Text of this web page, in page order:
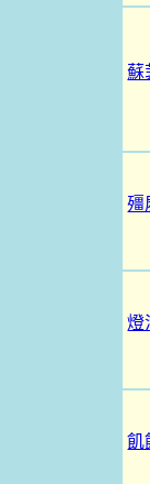
蘇
殭
燈
飢